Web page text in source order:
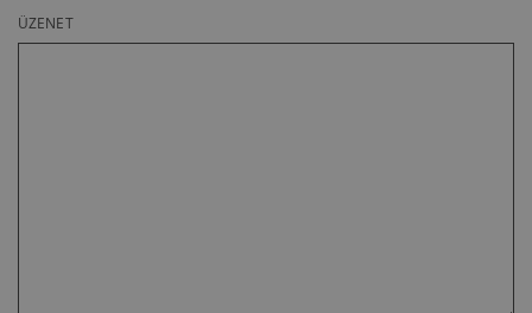
ÜZENET